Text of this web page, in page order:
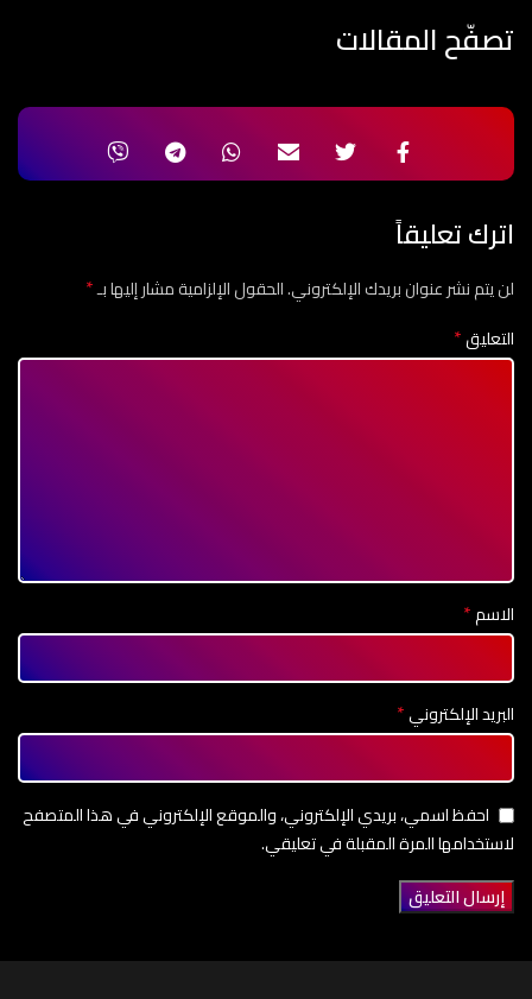
تصفّح المقالات
اترك تعليقاً
لن يتم نشر عنوان بريدك الإلكتروني.الحقول الإلزامية مشار إليها بـ*
التعليق*
الاسم*
البريد الإلكتروني*
احفظ اسمي، بريدي الإلكتروني، والموقع الإلكتروني في هذا المتصفح
لاستخدامها المرة المقبلة في تعليقي.